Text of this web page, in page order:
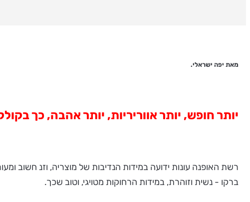
מאת יפה ישראלי.
יותר חופש, יותר אווריריות, יותר אהבה, כך
ברקו - נשית וזוהרת, במידות הרחוקות מטויגי, וטוב שכך.